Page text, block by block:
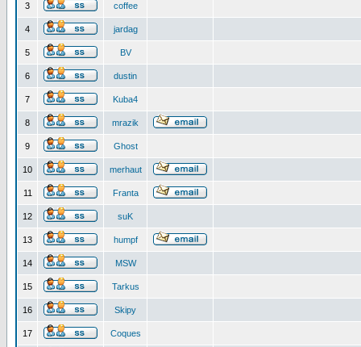
3 coffee
4 jardag
5 BV
6 dustin
7 Kuba4
8 mrazik
9 Ghost
10 merhaut
11 Franta
12 suK
13 humpf
14 MSW
15 Tarkus
16 Skipy
17 Coques